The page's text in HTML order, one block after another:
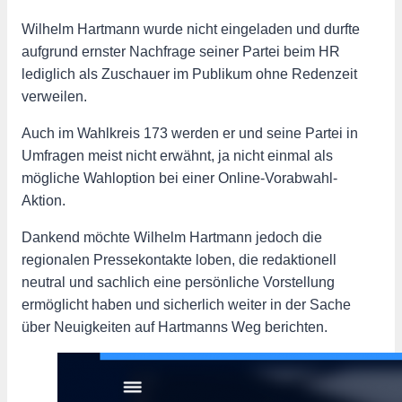
Wilhelm Hartmann wurde nicht eingeladen und durfte
aufgrund ernster Nachfrage seiner Partei beim HR
lediglich als Zuschauer im Publikum ohne Redenzeit
verweilen.
Auch im Wahlkreis 173 werden er und seine Partei in
Umfragen meist nicht erwähnt, ja nicht einmal als
mögliche Wahloption bei einer Online-Vorabwahl-
Aktion.
Dankend möchte Wilhelm Hartmann jedoch die
regionalen Pressekontakte loben, die redaktionell
neutral und sachlich eine persönliche Vorstellung
ermöglicht haben und sicherlich weiter in der Sache
über Neuigkeiten auf Hartmanns Weg berichten.